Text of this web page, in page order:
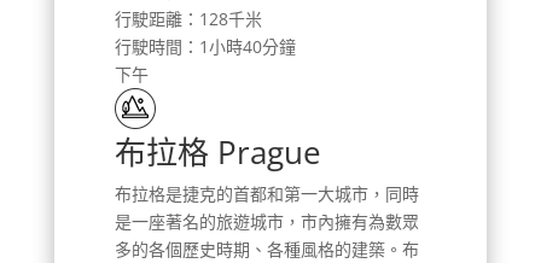
行駛距離：128千米
行駛時間：1小時40分鐘
下午
布拉格 Prague
布拉格是捷克的首都和第一大城市，同時
是一座著名的旅遊城市，市內擁有為數眾
多的各個歷史時期、各種風格的建築。布